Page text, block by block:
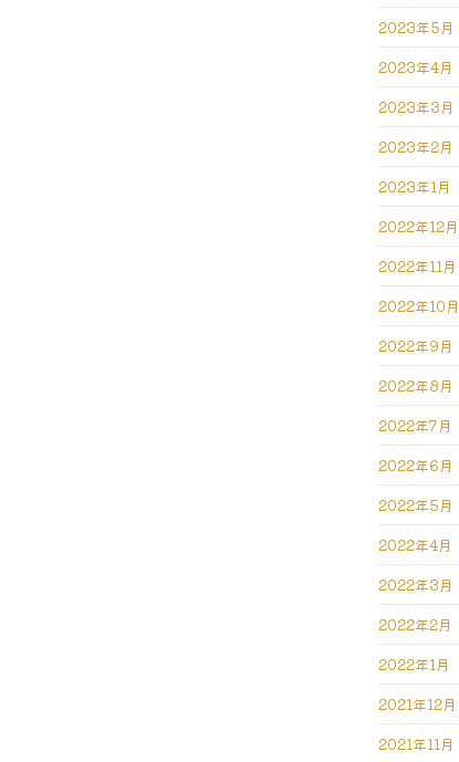
2023年5月
2023年4月
2023年3月
2023年2月
2023年1月
2022年12月
2022年11月
2022年10月
2022年9月
2022年8月
2022年7月
2022年6月
2022年5月
2022年4月
2022年3月
2022年2月
2022年1月
2021年12月
2021年11月